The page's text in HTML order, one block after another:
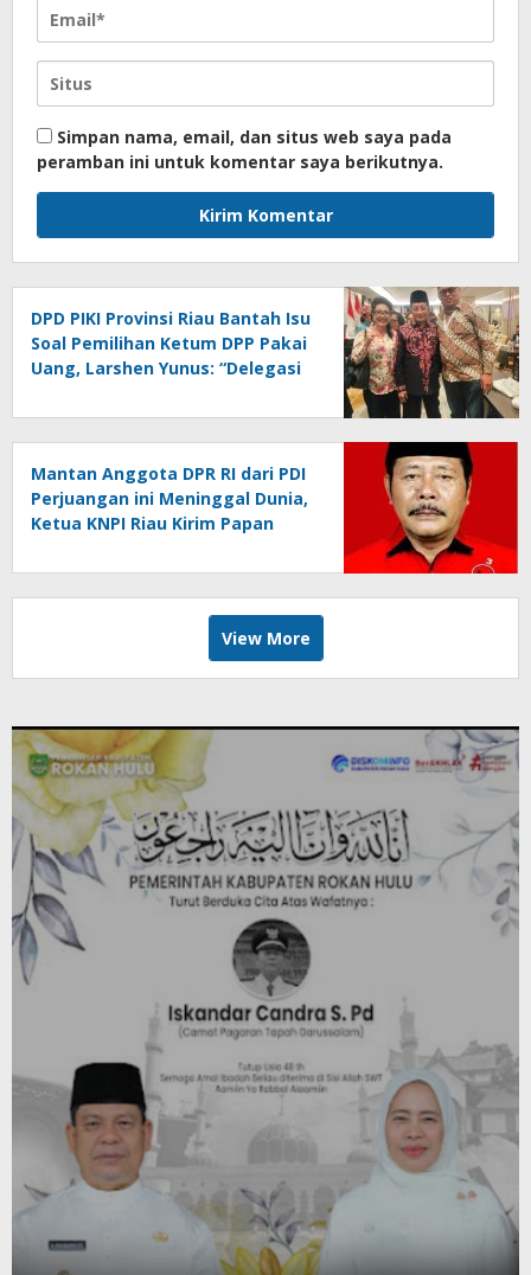
Simpan nama, email, dan situs web saya pada
peramban ini untuk komentar saya berikutnya.
DPD PIKI Provinsi Riau Bantah Isu
Soal Pemilihan Ketum DPP Pakai
Uang, Larshen Yunus: “Delegasi
100% Biaya Pribadi”
Mantan Anggota DPR RI dari PDI
Perjuangan ini Meninggal Dunia,
Ketua KNPI Riau Kirim Papan
View More